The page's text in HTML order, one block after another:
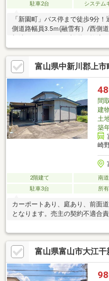
駐車2台
システム
「新園町」バス停まで徒歩9分
側道路幅員3.5ｍ(融雪有）/西側
買契約締結後、約1か月・取引
富山県中新川郡上
間
建
土
築
崎
2階建て 南
駐車3台
所
カーポートあり、庭あり、前面
となります。売主の契約不適合
富山県富山市大江